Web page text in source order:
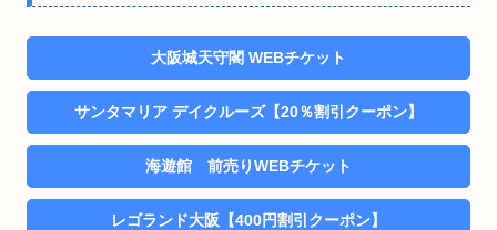
大阪城天守閣 WEBチケット
サンタマリア デイクルーズ【20％割引クーポン】
海遊館 前売りWEBチケット
レゴランド大阪【400円割引クーポン】